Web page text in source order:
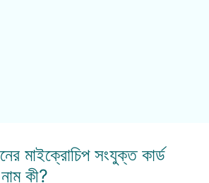
মাইক্রোচিপ সংযুক্ত কার্ড
কী?